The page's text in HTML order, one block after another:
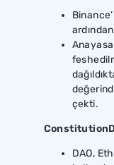
çekti.
DAO,